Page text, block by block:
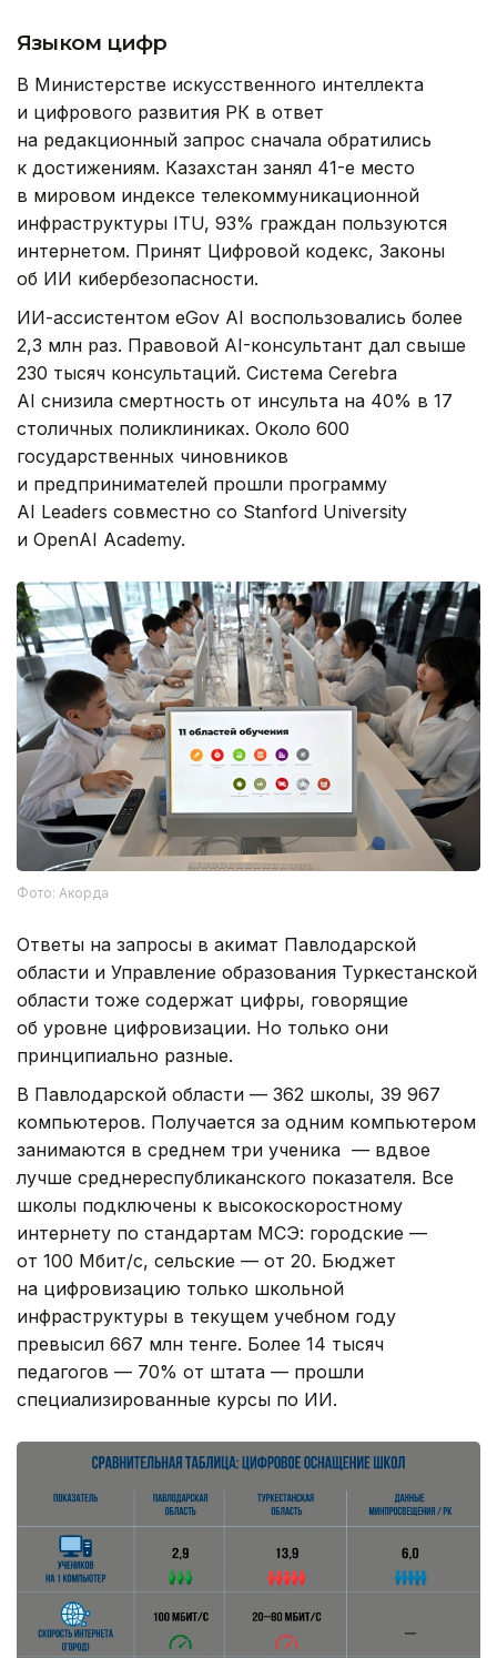
Языком цифр
В Министерстве искусственного интеллекта
и цифрового развития РК в ответ
на редакционный запрос сначала обратились
к достижениям. Казахстан занял 41-е место
в мировом индексе телекоммуникационной
инфраструктуры ITU, 93% граждан пользуются
интернетом. Принят Цифровой кодекс, Законы
об ИИ кибербезопасности.
ИИ-ассистентом eGov AI воспользовались более
2,3 млн раз. Правовой AI-консультант дал свыше
230 тысяч консультаций. Система Cerebra
AI снизила смертность от инсульта на 40% в 17
столичных поликлиниках. Около 600
государственных чиновников
и предпринимателей прошли программу
AI Leaders совместно со Stanford University
и OpenAI Academy.
Фото: Акорда
Ответы на запросы в акимат Павлодарской
области и Управление образования Туркестанской
области тоже содержат цифры, говорящие
об уровне цифровизации. Но только они
принципиально разные.
В Павлодарской области — 362 школы, 39 967
компьютеров. Получается за одним компьютером
занимаются в среднем три ученика — вдвое
лучше среднереспубликанского показателя. Все
школы подключены к высокоскоростному
интернету по стандартам МСЭ: городские —
от 100 Мбит/с, сельские — от 20. Бюджет
на цифровизацию только школьной
инфраструктуры в текущем учебном году
превысил 667 млн тенге. Более 14 тысяч
педагогов — 70% от штата — прошли
специализированные курсы по ИИ.